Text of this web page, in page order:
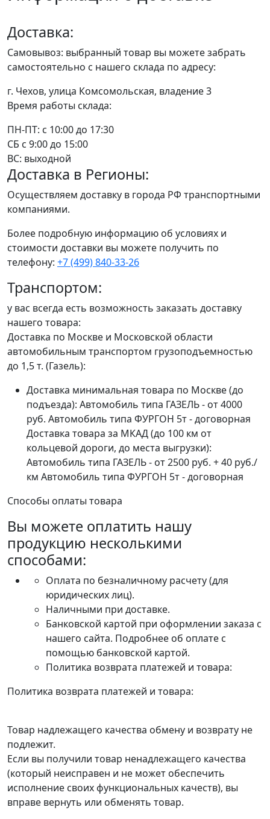
Доставка:
Самовывоз: выбранный товар вы можете забрать
самостоятельно с нашего склада по адресу:
г. Чехов, улица Комсомольская, владение 3
Время работы склада:
ПН-ПТ: с 10:00 до 17:30
СБ с 9:00 до 15:00
ВС: выходной
Доставка в Регионы:
Осуществляем доставку в города РФ транспортными
компаниями.
Более подробную информацию об условиях и
стоимости доставки вы можете получить по
телефону: +7 (499) 840-33-26
Транспортом:
у вас всегда есть возможность заказать доставку
нашего товара:
Доставка по Москве и Московской области
автомобильным транспортом грузоподъемностью
до 1,5 т. (Газель):
Доставка минимальная товара по Москве (до
подъезда): Автомобиль типа ГАЗЕЛЬ - от 4000
руб. Автомобиль типа ФУРГОН 5т - договорная
Доставка товара за МКАД (до 100 км от
кольцевой дороги, до места выгрузки):
Автомобиль типа ГАЗЕЛЬ - от 2500 руб. + 40 руб./
км Автомобиль типа ФУРГОН 5т - договорная
Способы оплаты товара
Вы можете оплатить нашу
продукцию несколькими
способами:
Оплата по безналичному расчету (для
юридических лиц).
Наличными при доставке.
Банковской картой при оформлении заказа с
нашего сайта. Подробнее об оплате с
помощью банковской картой.
Политика возврата платежей и товара:
Политика возврата платежей и товара:
Товар надлежащего качества обмену и возврату не
подлежит.
Если вы получили товар ненадлежащего качества
(который неисправен и не может обеспечить
исполнение своих функциональных качеств), вы
вправе вернуть или обменять товар.